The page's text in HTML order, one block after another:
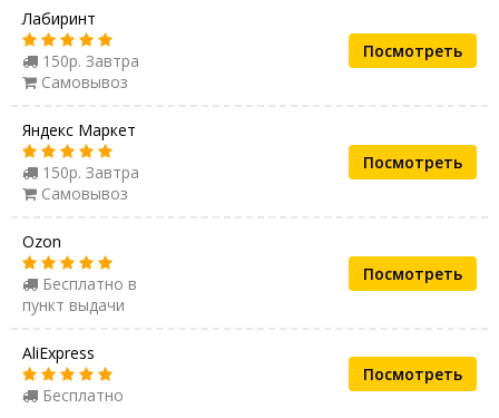
Лабиринт
150р. Завтра
Самовывоз
Посмотреть
Яндекс Маркет
150р. Завтра
Самовывоз
Посмотреть
Ozon
Бесплатно в
пункт выдачи
Посмотреть
AliExpress
Бесплатно
Посмотреть